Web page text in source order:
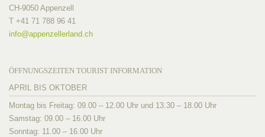
CH-9050 Appenzell
T +41 71 788 96 41
info@appenzellerland.ch
ÖFFNUNGSZEITEN TOURIST INFORMATION
APRIL BIS OKTOBER
Montag bis Freitag: 09.00 – 12.00 Uhr und 13.30 – 18.00 Uhr
Samstag: 09.00 – 16.00 Uhr
Sonntag: 11.00 – 16.00 Uhr